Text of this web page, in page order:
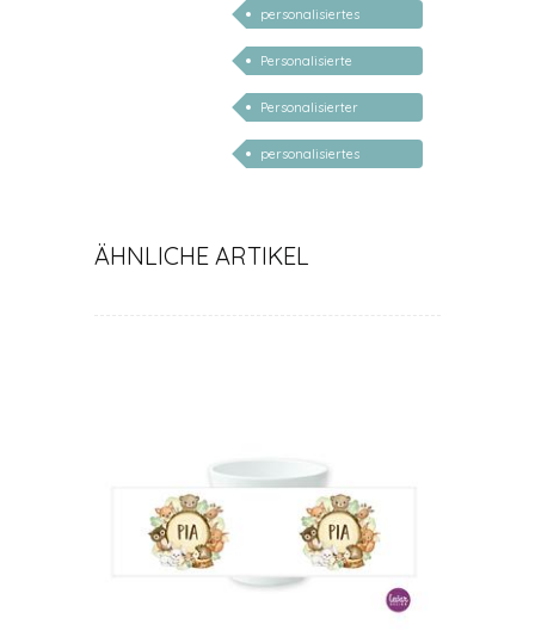
Kind
personalisiertes
Taufgeschenk
Personalisierte
Geschenke für Kinder
Personalisierter
Babyteller
personalisiertes
ÄHNLICHE ARTIKEL